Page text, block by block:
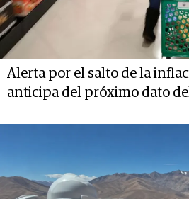
Alerta por el salto de la
anticipa del próximo dato